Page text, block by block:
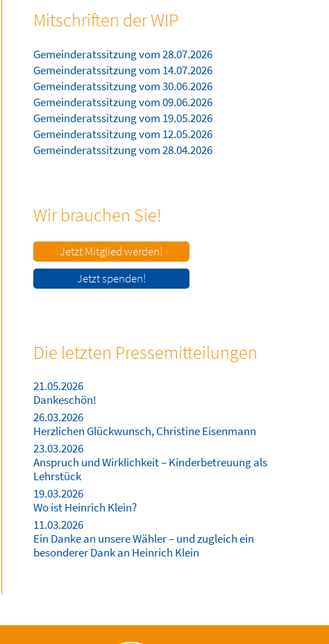
Mitschriften der WIP
Gemeinderatssitzung vom 28.07.2026
Gemeinderatssitzung vom 14.07.2026
Gemeinderatssitzung vom 30.06.2026
Gemeinderatssitzung vom 09.06.2026
Gemeinderatssitzung vom 19.05.2026
Gemeinderatssitzung vom 12.05.2026
Gemeinderatssitzung vom 28.04.2026
Wir brauchen Sie!
Jetzt Mitglied werden!
Jetzt spenden!
Die letzten Pressemitteilungen
21.05.2026
Dankeschön!
26.03.2026
Herzlichen Glückwunsch, Christine Eisenmann
23.03.2026
Anspruch und Wirklichkeit – Kinderbetreuung als
Lehrstück
19.03.2026
Wo ist Heinrich Klein?
11.03.2026
Ein Danke an unsere Wähler – und zugleich ein
besonderer Dank an Heinrich Klein